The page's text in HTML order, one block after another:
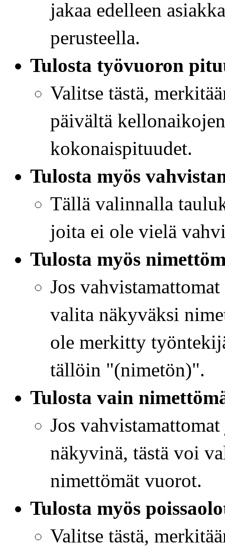
jakaa edelleen
perusteella.
Tulosta työvuoron
Valitse tästä,
päivältä
kokonaispituudet.
Tulosta myös
Tällä valinnalla
joita ei ole vielä
Tulosta myös
Jos
valita näkyväksi
ole merkitty
tällöin "(nimetön)".
Tulosta vain
Jos
näkyvinä, tästä voi
nimettömät vuorot.
Tulosta myös
Valitse tästä,